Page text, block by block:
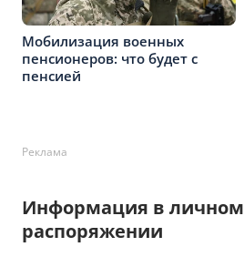
Мобилизация военных
пенсионеров: что будет с
пенсией
Реклама
Информация в личном
распоряжении